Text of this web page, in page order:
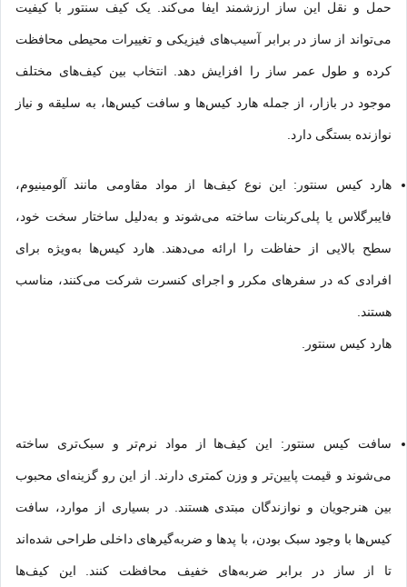
حمل و نقل این ساز ارزشمند ایفا می‌کند. یک کیف سنتور با کیفیت
می‌تواند از ساز در برابر آسیب‌های فیزیکی و تغییرات محیطی محافظت
کرده و طول عمر ساز را افزایش دهد. انتخاب بین کیف‌های مختلف
موجود در بازار، از جمله هارد کیس‌ها و سافت کیس‌ها، به سلیقه و نیاز
نوازنده بستگی دارد.
هارد کیس سنتور: این نوع کیف‌ها از مواد مقاومی مانند آلومینیوم،
فایبرگلاس یا پلی‌کربنات ساخته می‌شوند و به‌دلیل ساختار سخت خود،
سطح بالایی از حفاظت را ارائه می‌دهند. هارد کیس‌ها به‌ویژه برای
افرادی که در سفرهای مکرر و اجرای کنسرت شرکت می‌کنند، مناسب
هستند.
هارد کیس سنتور.
سافت کیس سنتور: این کیف‌ها از مواد نرم‌تر و سبک‌تری ساخته
می‌شوند و قیمت پایین‌تر و وزن کمتری دارند. از این رو گزینه‌ای محبوب
بین هنرجویان و نوازندگان مبتدی هستند. در بسیاری از موارد، سافت
کیس‌ها با وجود سبک بودن، با پدها و ضربه‌گیرهای داخلی طراحی شده‌اند
تا از ساز در برابر ضربه‌های خفیف محافظت کنند. این کیف‌ها